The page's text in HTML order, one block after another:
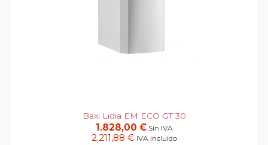
Baxi Lidia EM ECO GT 30
1.828,00 € Sin IVA
2.211,88 € IVA incluido